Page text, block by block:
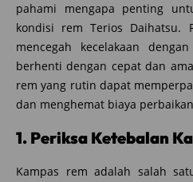
pahami mengapa penting
kondisi rem Terios Daihatsu.
mencegah kecelakaan
berhenti dengan cepat dan
rem yang rutin dapat
dan menghemat biaya
1. Periksa Ketebalan
Kampas rem adalah salah